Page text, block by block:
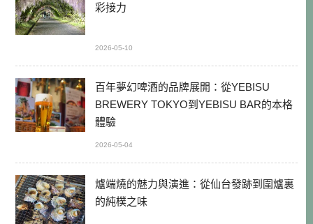
彩接力
2026-05-10
百年夢幻啤酒的品牌展開：從YEBISU
BREWERY TOKYO到YEBISU BAR的本格
體驗
2026-05-04
爐端燒的魅力與演進：從仙台發跡到圍爐裏
的純樸之味